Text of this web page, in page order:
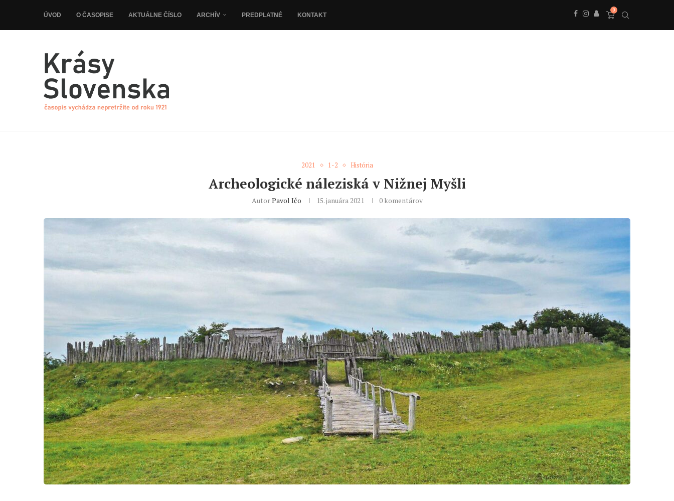
ÚVOD O ČASOPISE AKTUÁLNE ČÍSLO ARCHÍV PREDPLATNÉ KONTAKT
0
2021 1-2 História
Archeologické náleziská v Nižnej Myšli
AutorPavol Ičo 15. januára 2021 0 komentárov